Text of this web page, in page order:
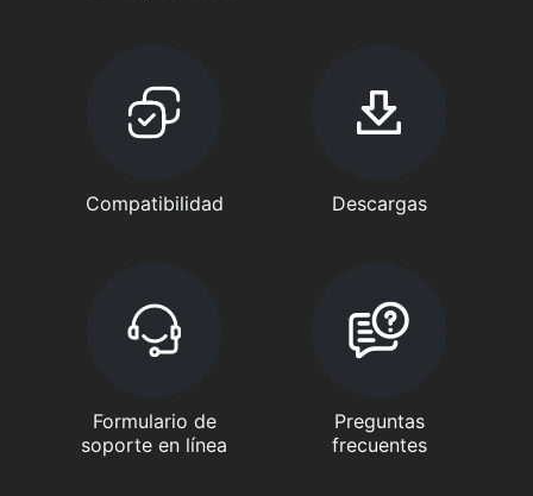
Compatibilidad Descargas
Formulario de
soporte en línea
Preguntas
frecuentes